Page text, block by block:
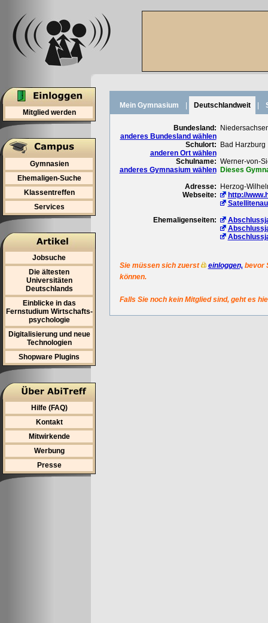
Mitglied werden
Gymnasien
Ehemaligen-Suche
Klassentreffen
Services
Jobsuche
Die ältesten
Universitäten
Deutschlands
Einblicke in das
Fernstudium Wirtschafts-
psychologie
Digitalisierung und neue
Technologien
Shopware Plugins
Hilfe (FAQ)
Kontakt
Mitwirkende
Werbung
Presse
Mein Gymnasium Deutschlandweit
Bundesland:
anderes Bundesland wählen
Schulort:
anderen Ort wählen
Bad Harzburg
Schulname:
anderes Gymnasium wählen
Werner-von-
Dieses
Adresse:
Herzog-
Webseite:
http://
Ehemaligenseiten:
Sie müssen sich zuerst einloggen,bevor
können.
Falls Sie noch kein Mitglied sind, geht es